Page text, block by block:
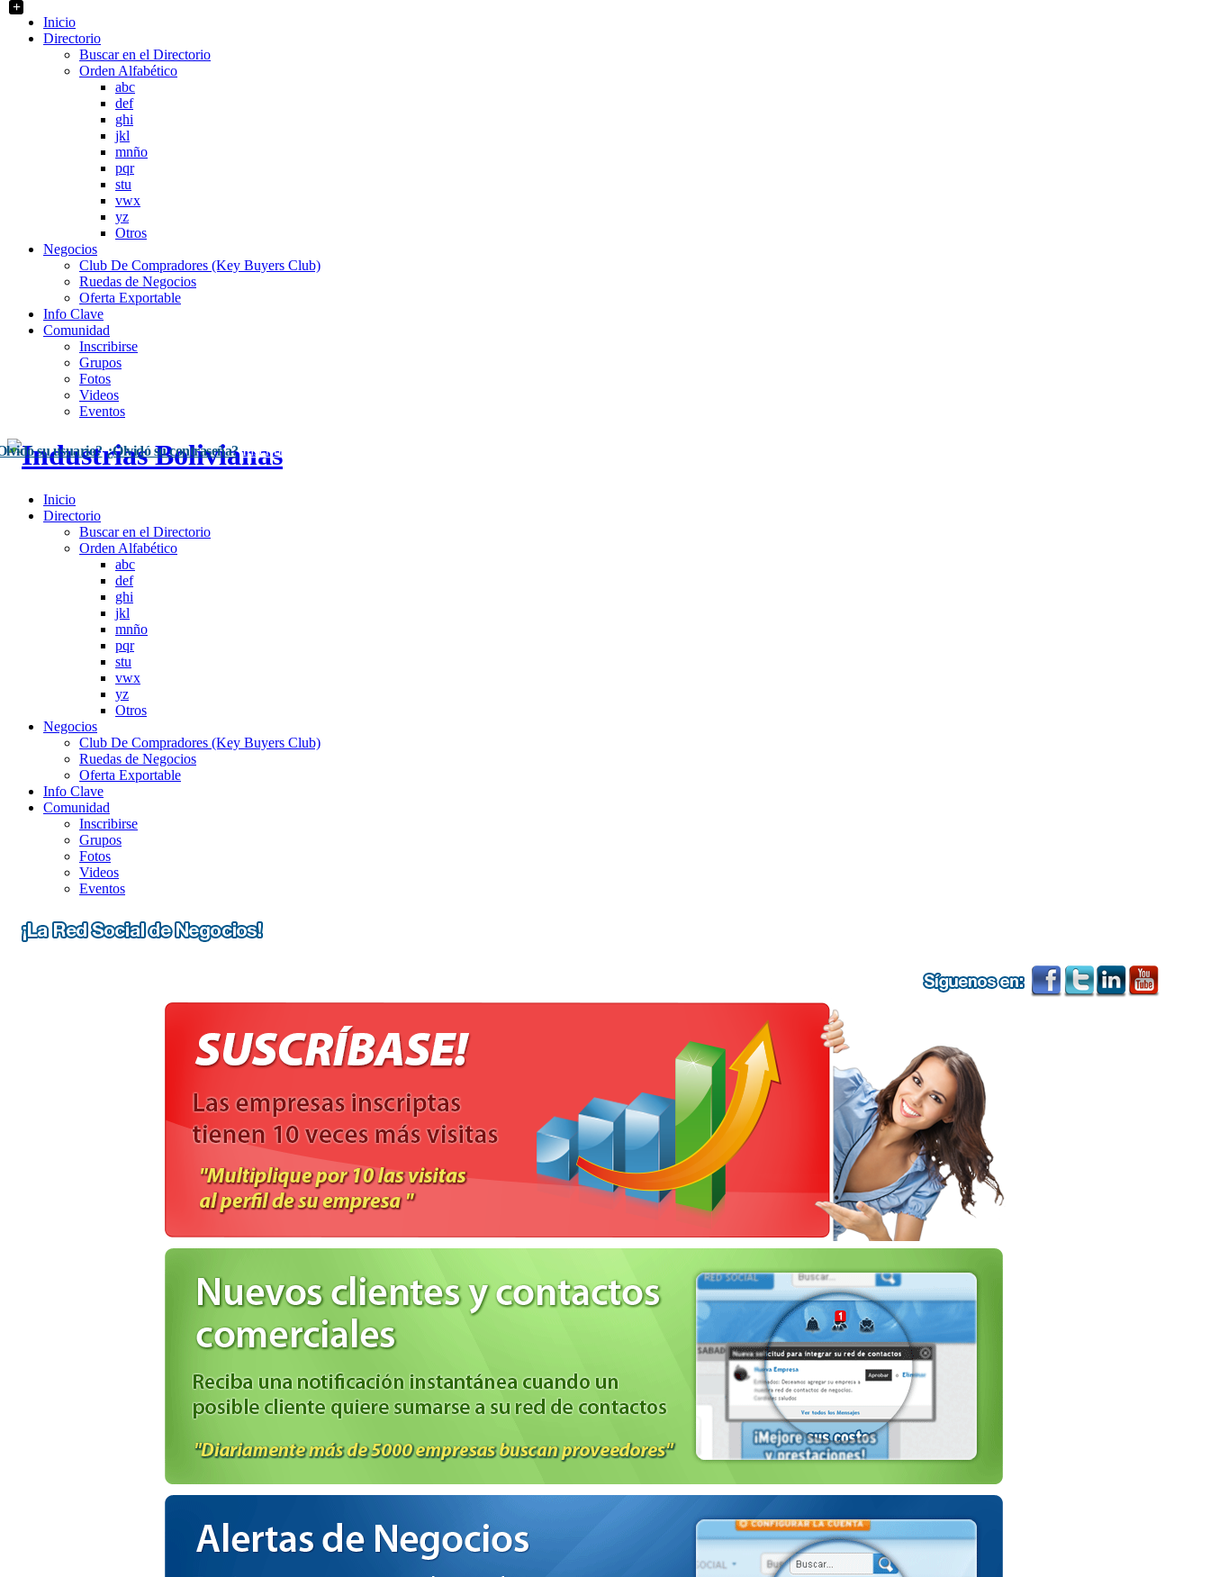
Inicio
Directorio
Buscar en el Directorio
Orden Alfabético
abc
def
ghi
jkl
mnño
pqr
stu
vwx
yz
Otros
Negocios
Club De Compradores (Key Buyers Club)
Ruedas de Negocios
Oferta Exportable
Info Clave
Comunidad
Inscribirse
Grupos
Fotos
Videos
Eventos
su usuario? ¿Olvidó su contraseña? Inscríbase Aquí
Inicio
Directorio
Buscar en el Directorio
Orden Alfabético
abc
def
ghi
jkl
mnño
pqr
stu
vwx
yz
Otros
Negocios
Club De Compradores (Key Buyers Club)
Ruedas de Negocios
Oferta Exportable
Info Clave
Comunidad
Inscribirse
Grupos
Fotos
Videos
Eventos
+